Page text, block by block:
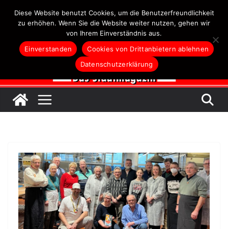
Inhalt
Diese Website benutzt Cookies, um die Benutzerfreundlichkeit
zu erhöhen. Wenn Sie die Website weiter nutzen, gehen wir
von Ihrem Einverständnis aus.
Einverstanden
Cookies von Drittanbietern ablehnen
Datenschutzerklärung